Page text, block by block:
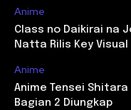
Anime
Class no Daikirai na
Natta Rilis Key Visual
Anime
Anime Tensei
Bagian 2 Diungkap